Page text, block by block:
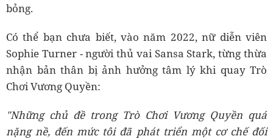
bỏng.
Có thể bạn chưa biết, vào năm 2022, nữ diễn viên
Sophie Turner - người thủ vai Sansa Stark, từng thừa
nhận bản thân bị ảnh hưởng tâm lý khi quay Trò
Chơi Vương Quyền:
"Những chủ đề trong Trò Chơi Vương Quyền quá
nặng nề, đến mức tôi đã phát triển một cơ chế đối